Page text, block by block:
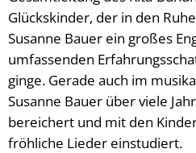
Bildung
Vereine
Umwelt,
Mobilität
Termine
Glückskinder, der in den
Susanne Bauer ein großes
umfassenden
ginge. Gerade auch im
Susanne Bauer über viele
bereichert und mit den
fröhliche Lieder einstudiert.